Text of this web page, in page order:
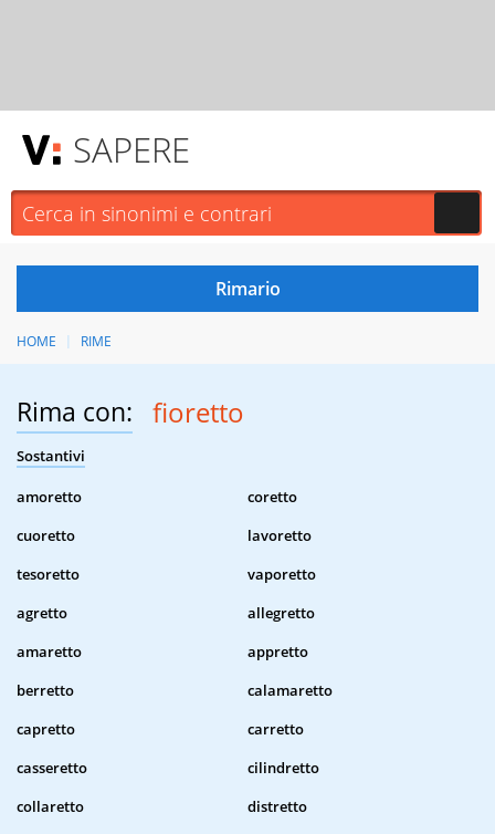
SAPERE
HOME RIME
Rima con: fioretto
Sostantivi
amoretto
coretto
cuoretto
lavoretto
tesoretto
vaporetto
agretto
allegretto
amaretto
appretto
berretto
calamaretto
capretto
carretto
casseretto
cilindretto
collaretto
distretto